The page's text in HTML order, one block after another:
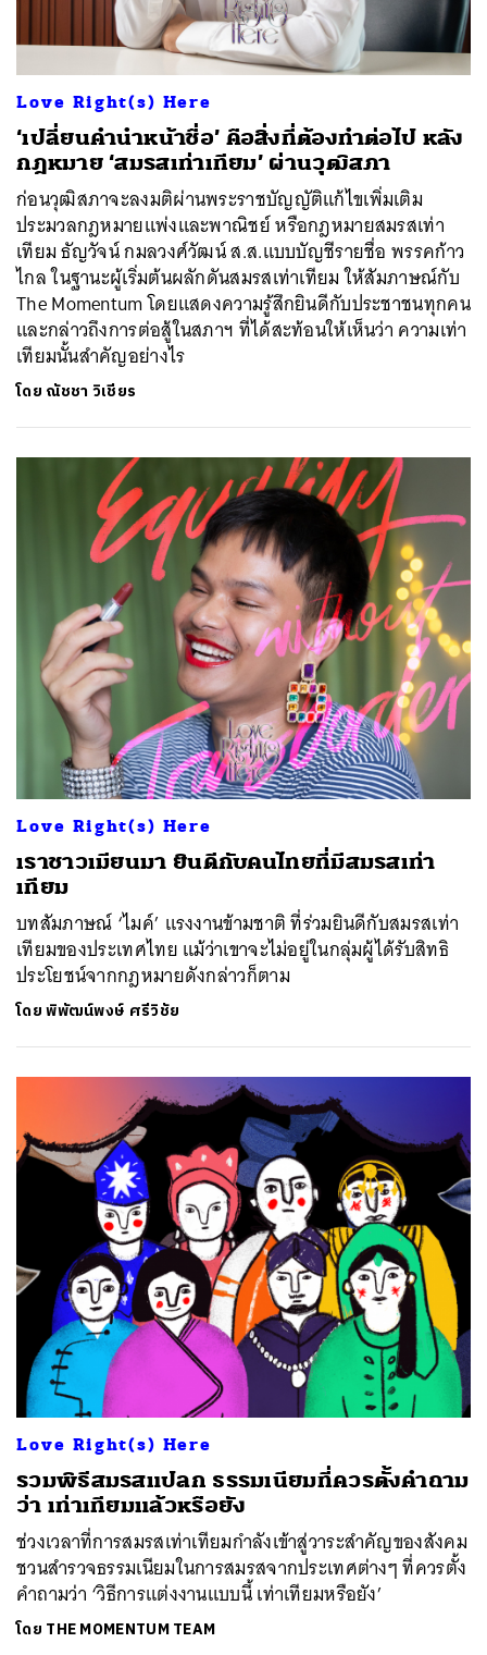
Love Right(s) Here
‘เปลี่ยนคำนำหน้าชื่อ’ คือสิ่งที่ต้องทำต่อไป หลัง
กฎหมาย ‘สมรสเท่าเทียม’ ผ่านวุฒิสภา
ก่อนวุฒิสภาจะลงมติผ่านพระราชบัญญัติแก้ไขเพิ่มเติม
ประมวลกฎหมายแพ่งและพาณิชย์ หรือกฎหมายสมรสเท่า
เทียม ธัญวัจน์ กมลวงศ์วัฒน์ ส.ส.แบบบัญชีรายชื่อ พรรคก้าว
ไกล ในฐานะผู้เริ่มต้นผลักดันสมรสเท่าเทียม ให้สัมภาษณ์กับ
The Momentum โดยแสดงความรู้สึกยินดีกับประชาชนทุกคน
และกล่าวถึงการต่อสู้ในสภาฯ ที่ได้สะท้อนให้เห็นว่า ความเท่า
เทียมนั้นสำคัญอย่างไร
โดย ณัชชา วิเชียร
Love Right(s) Here
เราชาวเมียนมา ยินดีกับคนไทยที่มีสมรสเท่า
เทียม
บทสัมภาษณ์ ‘ไมค์’ แรงงานข้ามชาติ ที่ร่วมยินดีกับสมรสเท่า
เทียมของประเทศไทย แม้ว่าเขาจะไม่อยู่ในกลุ่มผู้ได้รับสิทธิ
ประโยชน์จากกฎหมายดังกล่าวก็ตาม
โดยพิพัฒน์พงษ์ ศรีวิชัย
Love Right(s) Here
รวมพิธีสมรสแปลก ธรรมเนียมที่ควรตั้งคำถาม
ว่า เท่าเทียมแล้วหรือยัง
ช่วงเวลาที่การสมรสเท่าเทียมกำลังเข้าสู่วาระสำคัญของสังคม
ชวนสำรวจธรรมเนียมในการสมรสจากประเทศต่างๆ ที่ควรตั้ง
คำถามว่า ‘วิธีการแต่งงานแบบนี้ เท่าเทียมหรือยัง’
โดย THE MOMENTUM TEAM
SHARE TWEET LINE EMAIL